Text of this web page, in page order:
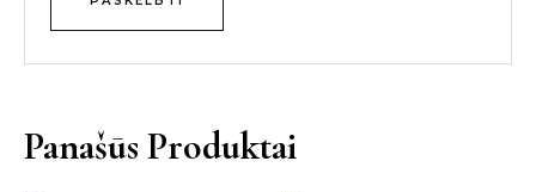
Panašūs Produktai